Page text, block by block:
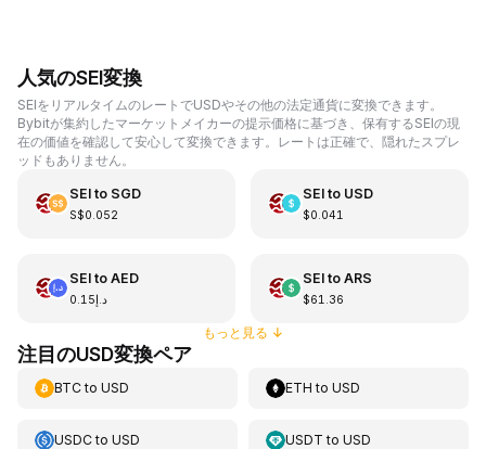
人気のSEI変換
SEIをリアルタイムのレートでUSDやその他の法定通貨に変換できます。
Bybitが集約したマーケットメイカーの提示価格に基づき、保有するSEIの現
在の価値を確認して安心して変換できます。レートは正確で、隠れたスプレ
ッドもありません。
SEIto SGD
S$0.052
SEIto USD
$0.041
SEIto AED
د.إ0.15
SEIto ARS
$61.36
もっと見る ↓
注目のUSD変換ペア
BTCto USD ETH toUSD
USDCto USD USDT toUSD